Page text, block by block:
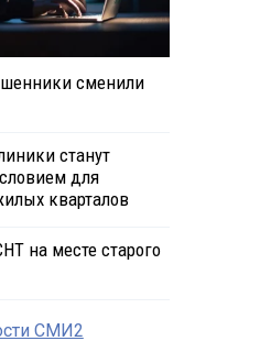
сменили
станут
для
кварталов
на месте старого
СМИ2